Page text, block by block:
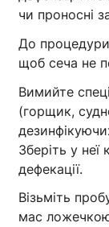
чи проносні
До
щоб сеча не
Вимийте
(горщик,
Зберіть у
дефекації.
Візьміть
мас